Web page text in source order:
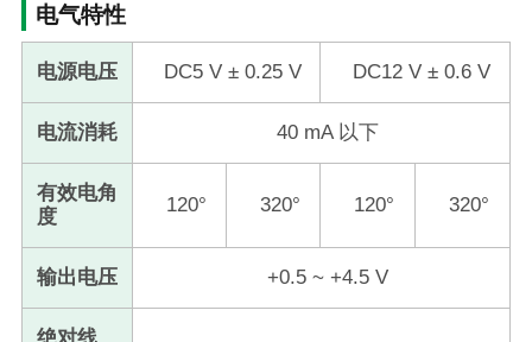
电气特性
电源电压 DC5 V ± 0.25 V DC12 V ± 0.6 V
电流消耗 40 mA 以下
有效电角
度
120° 320° 120° 320°
输出电压 +0.5 ~ +4.5 V